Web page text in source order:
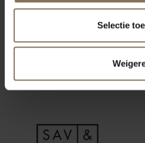
Selectie